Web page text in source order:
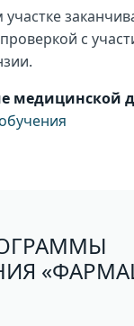
с
медицинской